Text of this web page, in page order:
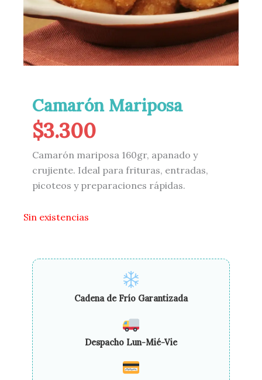
Camarón Mariposa
$3.300
Camarón mariposa 160gr, apanado y
crujiente. Ideal para frituras, entradas,
picoteos y preparaciones rápidas.
Sin existencias
Cadena de Frío Garantizada
Despacho Lun-Mié-Vie